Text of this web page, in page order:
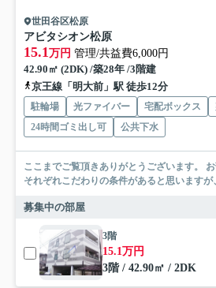
世田谷区松原
アビタシオン松原
15.1万円 管理/共益費6,000円
42.90㎡ (2DK) /築28年 /3階建
京王線「明大前」駅 徒歩12分
駐輪場 光ファイバー 宅配ボックス
24時間ゴミ出し可
公共下水
ここまでご覧頂きありがとうございます。 お部屋探しの際には、皆さま
それぞれこだわりの条件があると思いますが
募集中の部屋
3階
15.1万円
3階 / 42.90㎡ / 2DK